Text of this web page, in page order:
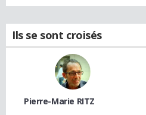
Ils se sont croisés
Pierre-Marie RITZ